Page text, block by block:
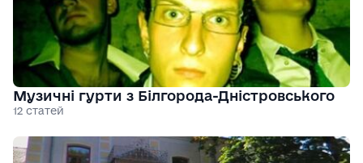
Музичні гурти з Білгорода-Дністровського
12 статей